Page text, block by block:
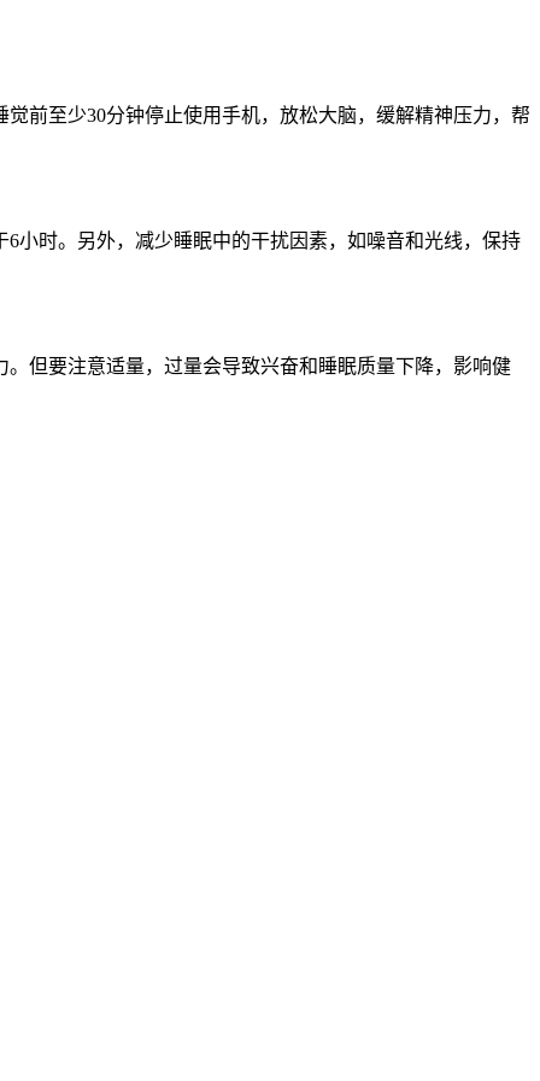
前至少30分钟停止使用手机，放松大脑，缓解精神压力，帮
小时。另外，减少睡眠中的干扰因素，如噪音和光线，保持
但要注意适量，过量会导致兴奋和睡眠质量下降，影响健